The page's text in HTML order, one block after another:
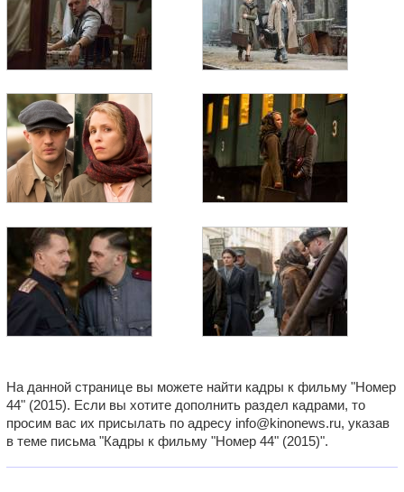
На данной странице вы можете найти кадры к фильму "Номер
44" (2015). Если вы хотите дополнить раздел кадрами, то
просим вас их присылать по адресу info@kinonews.ru, указав
в теме письма "Кадры к фильму "Номер 44" (2015)".